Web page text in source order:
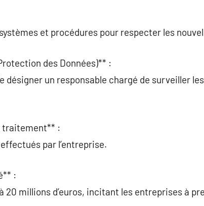
et procédures pour respecter les
des Données)** :
désigner un responsable chargé de surveiller
traitement** :
par l’entreprise.
:
20 millions d’euros, incitant les entreprises à